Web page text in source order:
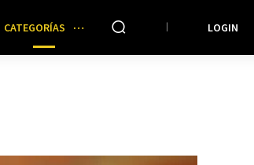
CATEGORÍAS LOGIN